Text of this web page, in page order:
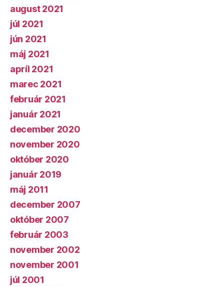
august 2021
júl 2021
jún 2021
máj 2021
apríl 2021
marec 2021
február 2021
január 2021
december 2020
november 2020
október 2020
január 2019
máj 2011
december 2007
október 2007
február 2003
november 2002
november 2001
júl 2001